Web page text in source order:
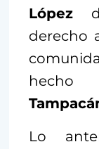
López
derecho
hecho
Lo